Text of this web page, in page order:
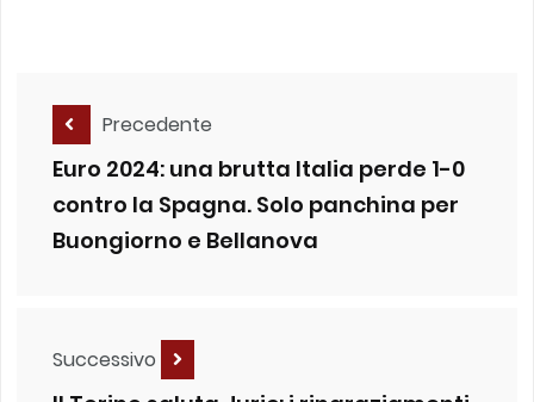
Precedente
Euro 2024: una brutta Italia perde 1-0
contro la Spagna. Solo panchina per
Buongiorno e Bellanova
Successivo